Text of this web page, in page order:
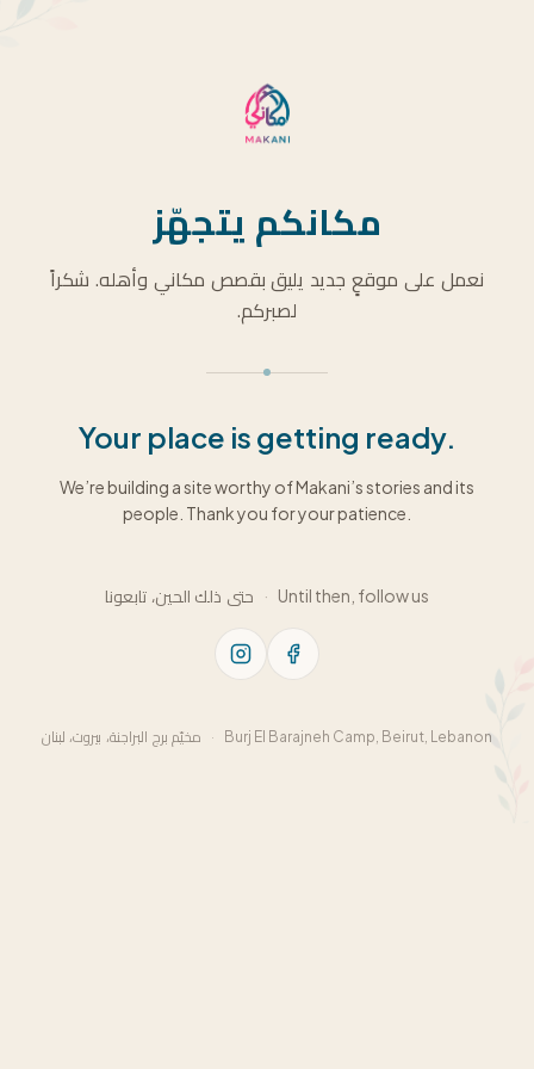
مكانكم يتجهّز
نعمل على موقعٍ جديد يليق بقصص مكاني وأهله. شكراً
لصبركم.
Your place is getting ready.
We’re building a site worthy of Makani’s stories and its
people. Thank you for your patience.
حتى ذلك الحين، تابعونا · Until then, follow us
مخيّم برج البراجنة، بيروت، لبنان · Burj El Barajneh Camp, Beirut, Lebanon